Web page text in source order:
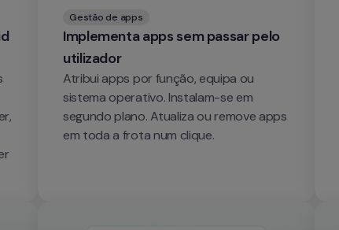
Gestão de apps
Implementa apps sem passar pelo
utilizador
Atribui apps por função, equipa ou
sistema operativo. Instalam-se em
segundo plano. Atualiza ou remove apps
em toda a frota num clique.